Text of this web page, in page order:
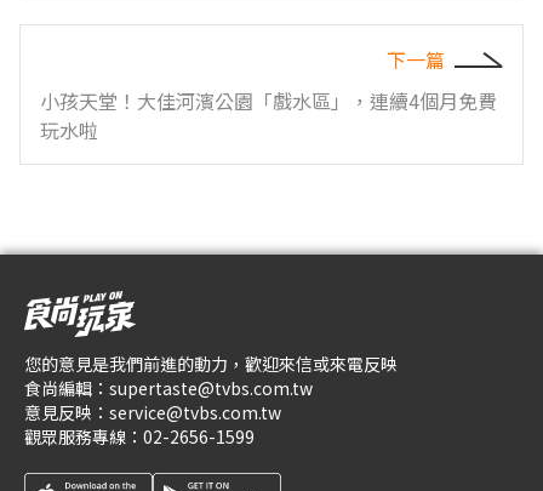
下一篇
小孩天堂！大佳河濱公園「戲水區」，連續4個月免費
玩水啦
您的意見是我們前進的動力，歡迎來信或來電反映
食尚編輯： supertaste@tvbs.com.tw
意見反映： service@tvbs.com.tw
觀眾服務專線： 02-2656-1599